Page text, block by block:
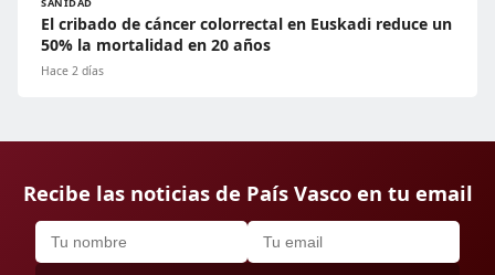
SANIDAD
El cribado de cáncer colorrectal en Euskadi reduce un
50% la mortalidad en 20 años
Hace 2 días
Recibe las noticias de País Vasco en tu email